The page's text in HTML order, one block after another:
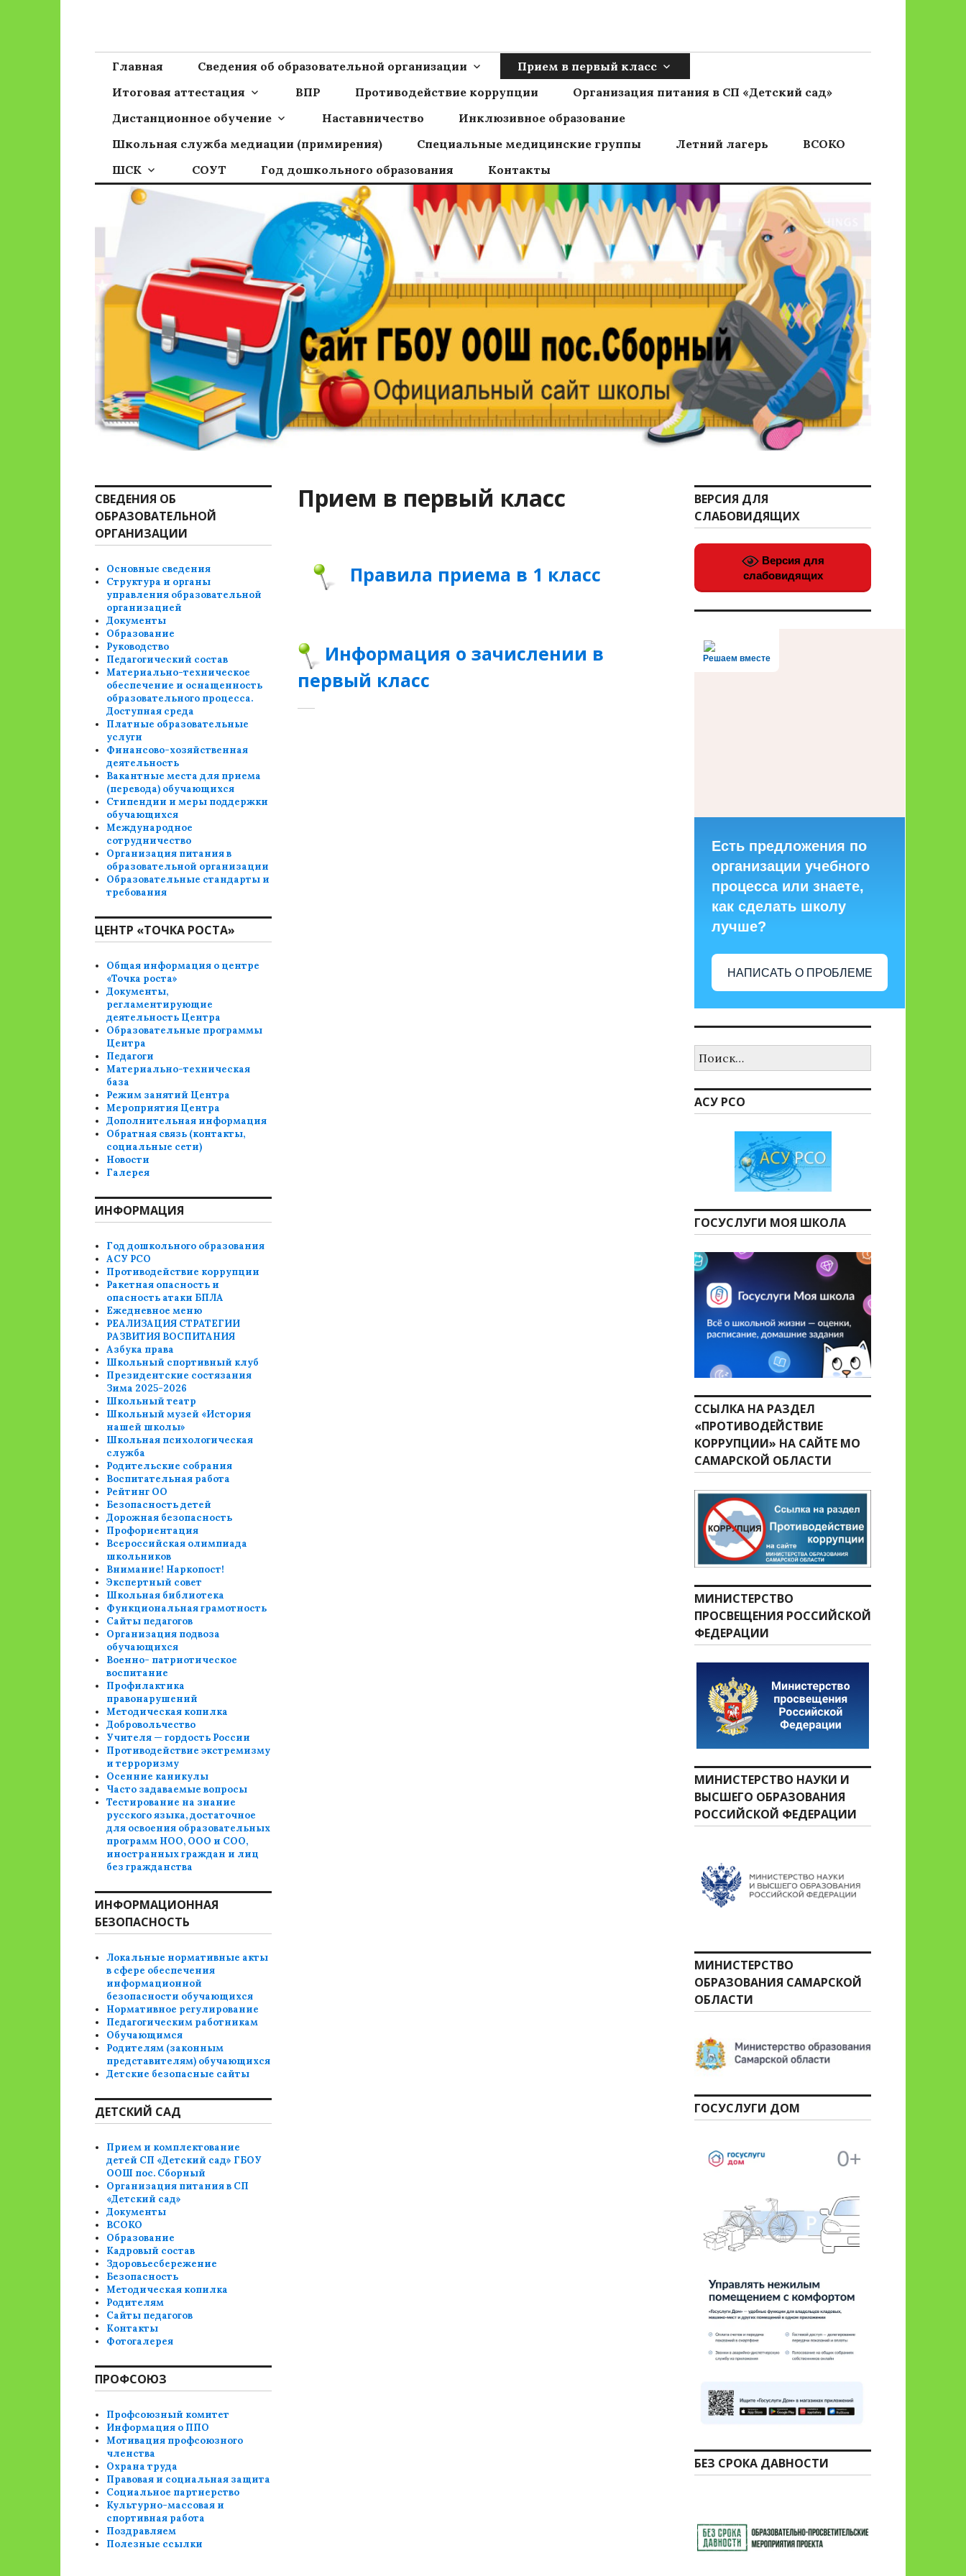
Сайт ГБОУ ООШ пос.Сборный
Главная Сведения об образовательной организации
Прием в первый класс
Итоговая аттестация
ВПР Противодействие коррупции
Организация питания в СП «Детский сад»
Дистанционное обучение
Наставничество
Инклюзивное образование
Школьная служба медиации (примирения)
Специальные медицинские группы Летний лагерь
ВСОКО
ШСК
СОУТ Год дошкольного образования Контакты
Прием в первый класс
Правила приема в 1 класс
Информация о зачислении в
первый класс
СВЕДЕНИЯ ОБ
ОБРАЗОВАТЕЛЬНОЙ
ОРГАНИЗАЦИИ
Основные сведения
Структура и органы
управления образовательной
организацией
Документы
Образование
Руководство
Педагогический состав
Материально-техническое
обеспечение и оснащенность
образовательного процесса.
Доступная среда
Платные образовательные
услуги
Финансово-хозяйственная
деятельность
Вакантные места для приема
(перевода) обучающихся
Стипендии и меры поддержки
обучающихся
Международное
сотрудничество
Организация питания в
образовательной организации
Образовательные стандарты и
требования
ЦЕНТР «ТОЧКА РОСТА»
Общая информация о центре
«Точка роста»
Документы,
регламентирующие
деятельность Центра
Образовательные программы
Центра
Педагоги
Материально-техническая
база
Режим занятий Центра
Мероприятия Центра
Дополнительная информация
Обратная связь (контакты,
социальные сети)
Новости
Галерея
ИНФОРМАЦИЯ
Год дошкольного образования
АСУ РСО
Противодействие коррупции
Ракетная опасность и
опасность атаки БПЛА
Ежедневное меню
РЕАЛИЗАЦИЯ СТРАТЕГИИ
РАЗВИТИЯ ВОСПИТАНИЯ
Азбука права
Школьный спортивный клуб
Президентские состязания
Зима 2025-2026
Школьный театр
Школьный музей «История
нашей школы»
Школьная психологическая
служба
Родительские собрания
Воспитательная работа
Рейтинг ОО
Безопасность детей
Дорожная безопасность
Профориентация
Всероссийская олимпиада
школьников
Внимание! Наркопост!
Экспертный совет
Школьная библиотека
Функциональная грамотность
Сайты педагогов
Организация подвоза
обучающихся
Военно- патриотическое
воспитание
Профилактика
правонарушений
Методическая копилка
Добровольчество
Учителя — гордость России
Противодействие экстремизму
и терроризму
Осенние каникулы
Часто задаваемые вопросы
Тестирование на знание
русского языка, достаточное
для освоения образовательных
программ НОО, ООО и СОО,
иностранных граждан и лиц
без гражданства
ИНФОРМАЦИОННАЯ
БЕЗОПАСНОСТЬ
Локальные нормативные акты
в сфере обеспечения
информационной
безопасности обучающихся
Нормативное регулирование
Педагогическим работникам
Обучающимся
Родителям (законным
представителям) обучающихся
Детские безопасные сайты
ДЕТСКИЙ САД
Прием и комплектование
детей СП «Детский сад» ГБОУ
ООШ пос. Сборный
Организация питания в СП
«Детский сад»
Документы
ВСОКО
Образование
Кадровый состав
Здоровьесбережение
Безопасность
Методическая копилка
Родителям
Сайты педагогов
Контакты
Фотогалерея
ПРОФСОЮЗ
Профсоюзный комитет
Информация о ППО
Мотивация профсоюзного
членства
Охрана труда
Правовая и социальная защита
Социальное партнерство
Культурно-массовая и
спортивная работа
Поздравляем
Полезные ссылки
ВЕРСИЯ ДЛЯ
СЛАБОВИДЯЩИХ
Версия для
слабовидящих
Решаем вместе
Есть предложения по
организации учебного
процесса или знаете,
как сделать школу
лучше?
НАПИСАТЬ О ПРОБЛЕМЕ
АСУ РСО
ГОСУСЛУГИ МОЯ ШКОЛА
ССЫЛКА НА РАЗДЕЛ
«ПРОТИВОДЕЙСТВИЕ
КОРРУПЦИИ» НА САЙТЕ МО
САМАРСКОЙ ОБЛАСТИ
МИНИСТЕРСТВО
ПРОСВЕЩЕНИЯ РОССИЙСКОЙ
ФЕДЕРАЦИИ
МИНИСТЕРСТВО НАУКИ И
ВЫСШЕГО ОБРАЗОВАНИЯ
РОССИЙСКОЙ ФЕДЕРАЦИИ
МИНИСТЕРСТВО
ОБРАЗОВАНИЯ САМАРСКОЙ
ОБЛАСТИ
ГОСУСЛУГИ ДОМ
БЕЗ СРОКА ДАВНОСТИ